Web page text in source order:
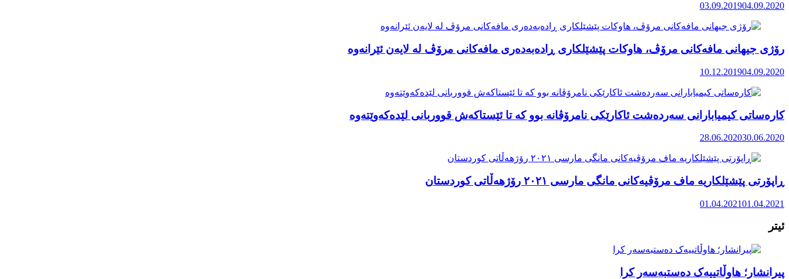
03.09.201904.09.2020
رۆژی جیهانی مافەکانی مرۆڤ، هاوکات پێشێلکاری ڕادەبەدەری مافەکانی مرۆڤ لە لایەن ئێرانەوە
10.12.201904.09.2020
کارەساتی کیمیابارانی سەردەشت ئاکارێکی نامرۆڤانە بوو کە تا ئێستاکەش قووربانی لێدەکەوێتەوە
28.06.202030.06.2020
ڕاپۆرتی پێشێلکاریە ماف مرۆڤیەکانی مانگی مارسی ٢٠٢١ رۆژهەڵاتی کوردستان
01.04.202101.04.2021
ئیتر
پیرانشار؛ هاوڵاتییەک دەستبەسەر کرا